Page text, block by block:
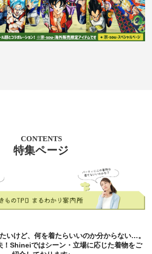
CONTENTS
特集ページ
いけど、何を着たらいいのか分からない…。
！Shineiではシーン・立場に応じた着物をご